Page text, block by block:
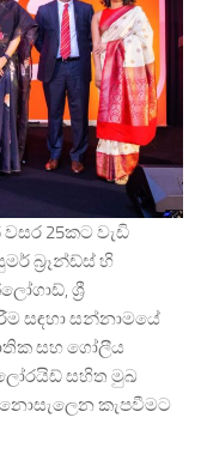
වසර 25කට වැඩි
බ්‍රෑන්ඩ්ස් හි
ශ්‍රී
සඳහා සන්නාමයේ
සහ ගෝලීය
සහිත මුඛ
නොසැලෙන කැපවීමට